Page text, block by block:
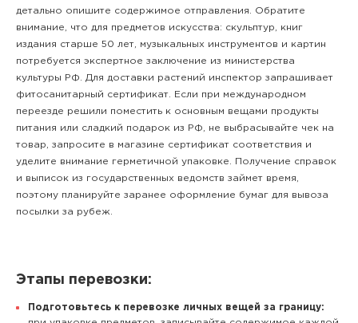
детально опишите содержимое отправления. Обратите
внимание, что для предметов искусства: скульптур, книг
издания старше 50 лет, музыкальных инструментов и картин
потребуется экспертное заключение из министерства
культуры РФ. Для доставки растений инспектор запрашивает
фитосанитарный сертификат. Если при международном
переезде решили поместить к основным вещами продукты
питания или сладкий подарок из РФ, не выбрасывайте чек на
товар, запросите в магазине сертификат соответствия и
уделите внимание герметичной упаковке. Получение справок
и выписок из государственных ведомств займет время,
поэтому планируйте заранее оформление бумаг для вывоза
посылки за рубеж.
Этапы перевозки:
Подготовьтесь к перевозке личных вещей за границу: